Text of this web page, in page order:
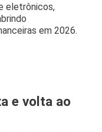
eletrônicos,
em 2026.
e volta ao